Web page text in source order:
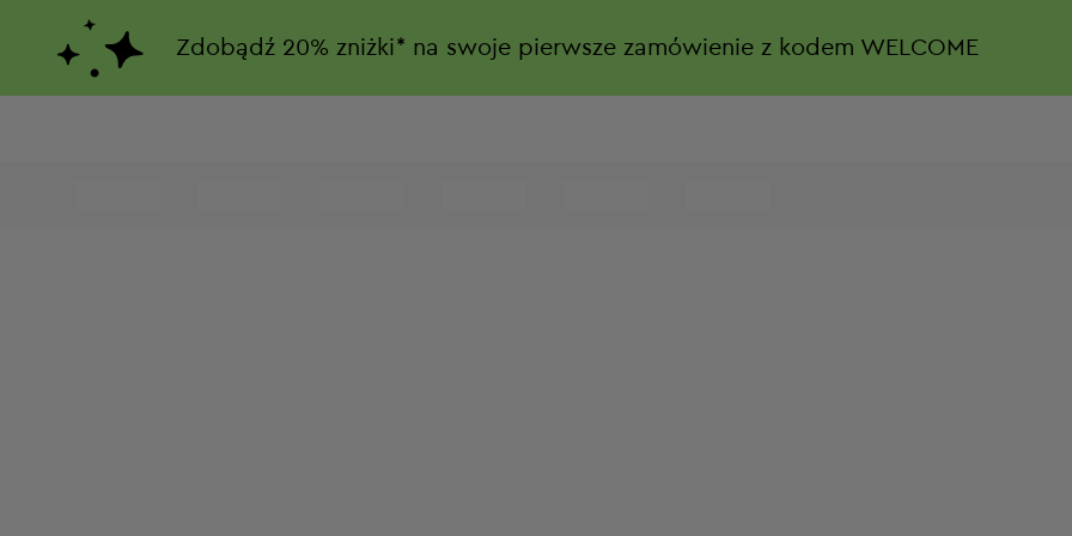
Zdobądź 20% zniżki* na swoje pierwsze zamówienie z kodem WELCOME